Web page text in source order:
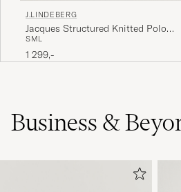
J.LINDEBERG
Jacques Structured Knitted Polo
Navy
SML
1 299,-
Business &